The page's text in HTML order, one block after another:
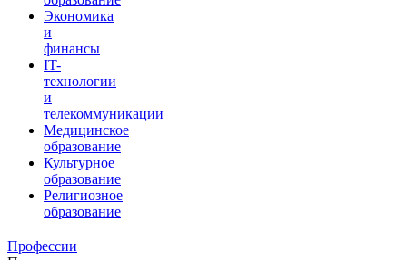
Экономика
и
финансы
IT-
технологии
и
телекоммуникации
Медицинское
образование
Культурное
образование
Религиозное
образование
Профессии